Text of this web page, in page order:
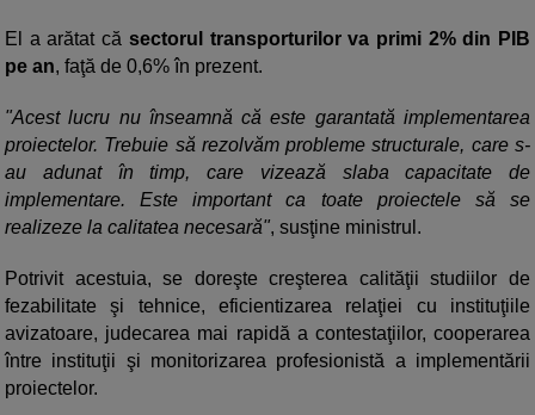
El a arătat că sectorul transporturilor va primi 2% din PIB
pe an, faţă de 0,6% în prezent.
"Acest lucru nu înseamnă că este garantată implementarea
proiectelor. Trebuie să rezolvăm probleme structurale, care s-
au adunat în timp, care vizează slaba capacitate de
implementare. Este important ca toate proiectele să se
realizeze la calitatea necesară", susţine ministrul.
Potrivit acestuia, se doreşte creşterea calităţii studiilor de
fezabilitate şi tehnice, eficientizarea relaţiei cu instituţiile
avizatoare, judecarea mai rapidă a contestaţiilor, cooperarea
între instituţii şi monitorizarea profesionistă a implementării
proiectelor.